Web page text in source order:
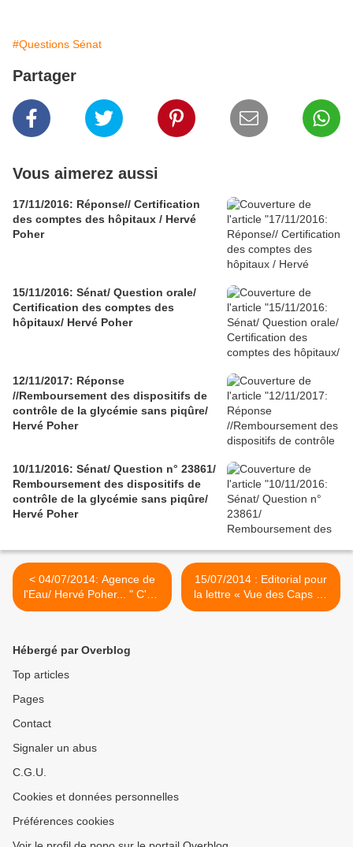
#Questions Sénat
Partager
Vous aimerez aussi
17/11/2016: Réponse// Certification
des comptes des hôpitaux / Hervé
Poher
15/11/2016: Sénat/ Question orale/
Certification des comptes des
hôpitaux/ Hervé Poher
12/11/2017: Réponse
//Remboursement des dispositifs de
contrôle de la glycémie sans piqûre/
Hervé Poher
10/11/2016: Sénat/ Question n° 23861/
Remboursement des dispositifs de
contrôle de la glycémie sans piqûre/
Hervé Poher
< 04/07/2014: Agence de
l'Eau/ Hervé Poher... " C'est
bien plus beau lorsque c'est
15/07/2014 : Editorial pour
la lettre « Vue des Caps » /
Hervé Poher >
Hébergé par Overblog
Top articles
Pages
Contact
Signaler un abus
C.G.U.
Cookies et données personnelles
Préférences cookies